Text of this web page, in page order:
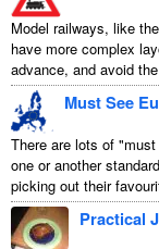
Model railways, like
have more complex
advance, and avoid
Must See
There are lots of
one or another
picking out their
Practical